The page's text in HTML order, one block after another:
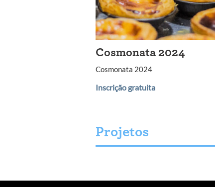
Cosmonata 2024
Cosmonata 2024
Inscrição gratuita
Projetos